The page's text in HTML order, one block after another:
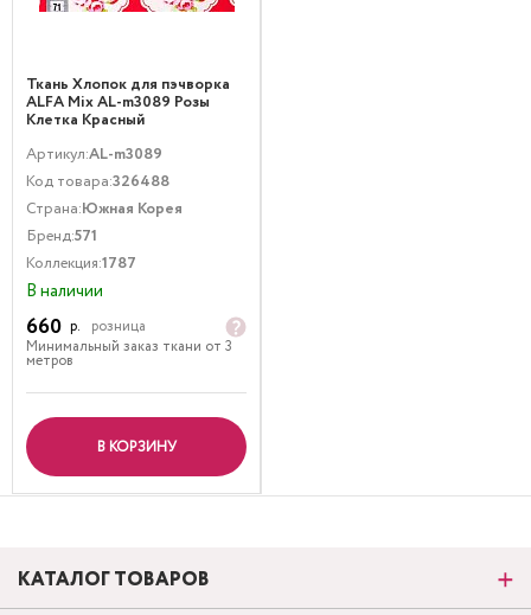
Ткань Хлопок для пэчворка
ALFA Mix AL-m3089 Розы
Клетка Красный
Артикул:AL-m3089
Код товара:326488
Страна:Южная Корея
Бренд:571
Коллекция:1787
В наличии
660 р.
розница
Минимальный заказ ткани от 3
метров
В КОРЗИНУ
КАТАЛОГ ТОВАРОВ